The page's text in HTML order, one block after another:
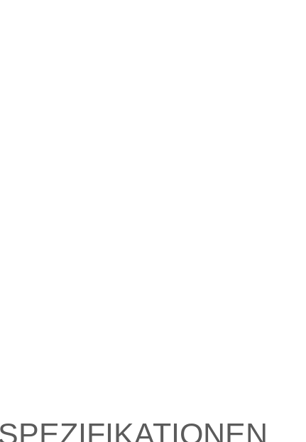
SPEZIFIKATIONEN